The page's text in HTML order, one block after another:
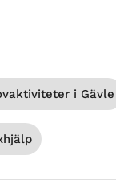
i Gävle